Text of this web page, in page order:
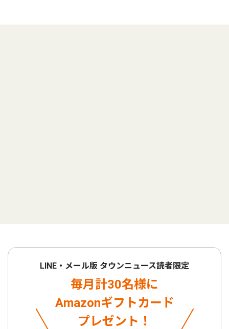
LINE・メール版 タウンニュース読者限定
毎月計30名様に
Amazonギフトカード
プレゼント！